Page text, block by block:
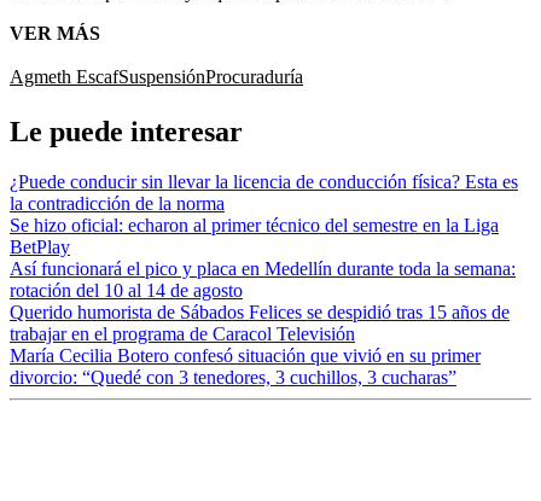
VER MÁS
Agmeth EscafSuspensiónProcuraduría
Le puede interesar
¿Puede conducir sin llevar la licencia de conducción física? Esta es
la contradicción de la norma
Se hizo oficial: echaron al primer técnico del semestre en la Liga
BetPlay
Así funcionará el pico y placa en Medellín durante toda la semana:
rotación del 10 al 14 de agosto
Querido humorista de Sábados Felices se despidió tras 15 años de
trabajar en el programa de Caracol Televisión
María Cecilia Botero confesó situación que vivió en su primer
divorcio: “Quedé con 3 tenedores, 3 cuchillos, 3 cucharas”